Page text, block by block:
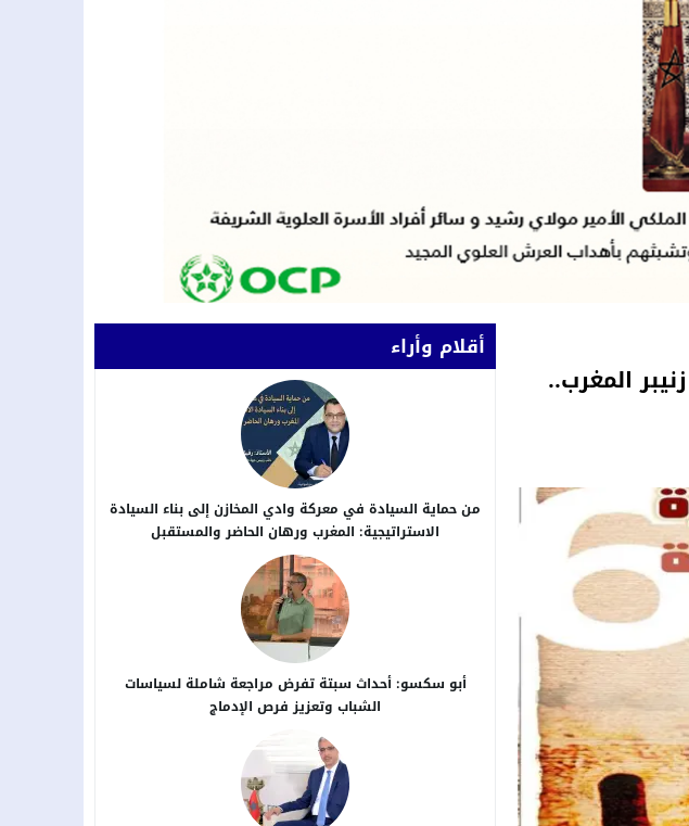
المغرب..
أقلام وأراء
من حماية السيادة في معركة وادي المخازن إلى بناء السيادة
الاستراتيجية: المغرب ورهان الحاضر والمستقبل
أبو سكسو: أحداث سبتة تفرض مراجعة شاملة لسياسات
الشباب وتعزيز فرص الإدماج